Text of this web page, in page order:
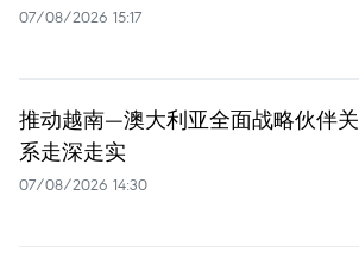
07/08/2026 15:17
推动越南—澳大利亚全面战略伙伴关
系走深走实
07/08/2026 14:30